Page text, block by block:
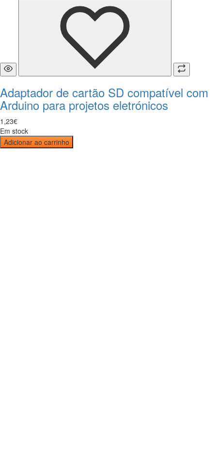
Adaptador de cartão SD compatível com
Arduino para projetos eletrónicos
1 ,23€
Em stock
Adicionar ao carrinho